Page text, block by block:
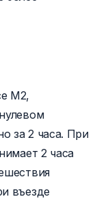
М2,
за 2 часа. При
2 часа
въезде